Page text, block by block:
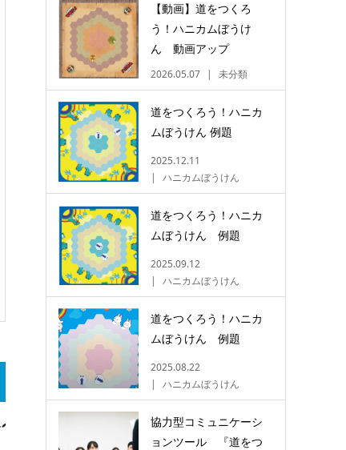
【動画】道をつくろ
う！ハニカムぼうけ
ん 動画アップ
2026.05.07 未分類
道をつくろう！ハニカ
ムぼうけん 例題
2025.12.11
ハニカムぼうけん
道をつくろう！ハニカ
ムぼうけん 例題
2025.09.12
ハニカムぼうけん
道をつくろう！ハニカ
ムぼうけん 例題
2025.08.22
ハニカムぼうけん
協力型コミュニケーシ
ョンツール 『道をつ